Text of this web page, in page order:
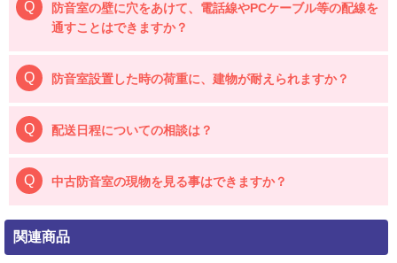
防音室の壁に穴をあけて、電話線やPCケーブル等の配線を
通すことはできますか？
防音室設置した時の荷重に、建物が耐えられますか？
配送日程についての相談は？
中古防音室の現物を見る事はできますか？
関連商品